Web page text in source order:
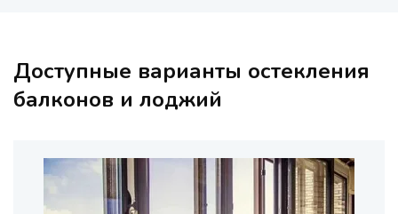
Доступные варианты остекления
балконов и лоджий